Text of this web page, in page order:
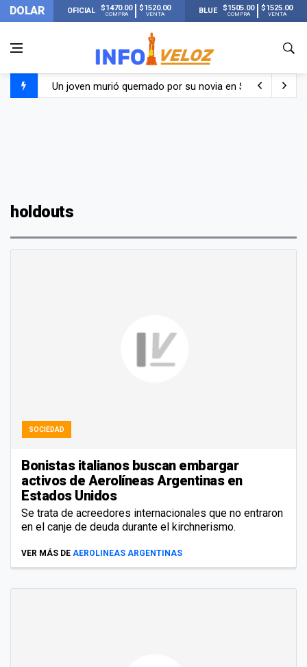
DOLAR OFICIAL $1470.00
COMPRA
$1520.00
VENTA BLUE $1505.00
COMPRA
$1525.00
VENTA
Un joven murió quemado por su novia en San Luis:
holdouts
SOCIEDAD
Bonistas italianos buscan embargar
activos de Aerolíneas Argentinas en
Estados Unidos
Se trata de acreedores internacionales que no entraron
en el canje de deuda durante el kirchnerismo.
VER MÁS DE AEROLINEAS ARGENTINAS